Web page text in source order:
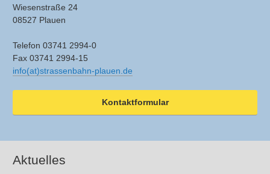
Wiesenstraße 24
08527 Plauen
Telefon 03741 2994-0
Fax 03741 2994-15
info(at)strassenbahn-plauen.de
Kontaktformular
Aktuelles